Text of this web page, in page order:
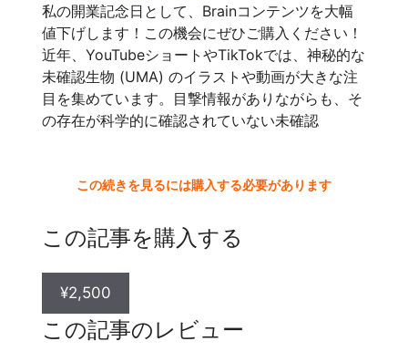
私の開業記念日として、Brainコンテンツを大幅
値下げします！この機会にぜひご購入ください！
近年、YouTubeショートやTikTokでは、神秘的な
未確認生物 (UMA) のイラストや動画が大きな注
目を集めています。目撃情報がありながらも、そ
の存在が科学的に確認されていない未確認
この続きを見るには購入する必要があります
この記事を購入する
¥2,500
この記事のレビュー